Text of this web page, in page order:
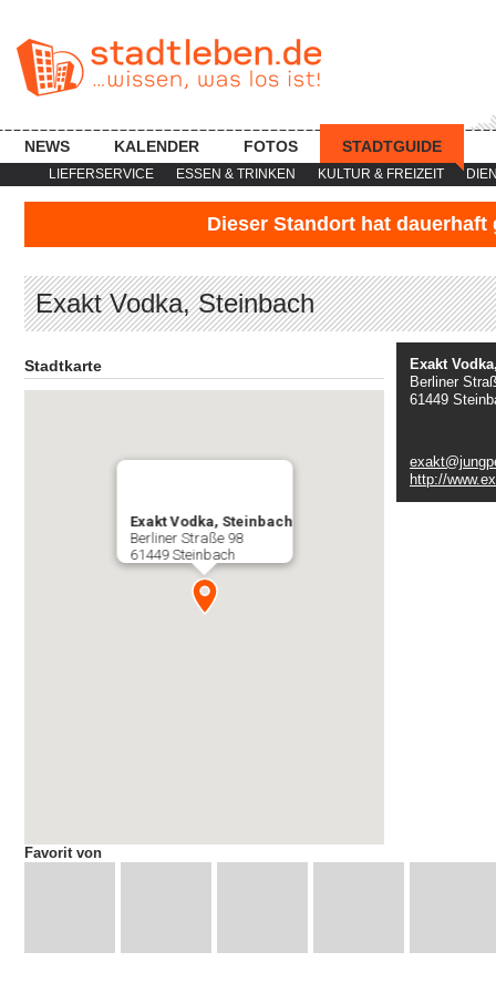
LIEFERSERVICE ESSEN & TRINKEN KULTUR & FREIZEIT
NEWS KALENDER FOTOS STADTGUIDE
Dieser Standort hat dauerhaft
Exakt Vodka, Steinbach
Stadtkarte
Exakt Vodka, Steinbach
Berliner Straße 98
61449 Steinbach
Exakt
Berliner
61449
http://
Favorit von